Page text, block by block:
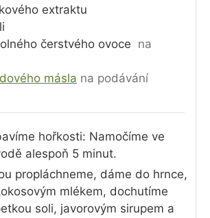
extraktu
čerstvého ovoce na
másla na podávání
hořkosti: Namočíme ve
alespoň 5 minut.
propláchneme, dáme do hrnce,
mlékem, dochutíme
soli, javorovým sirupem a